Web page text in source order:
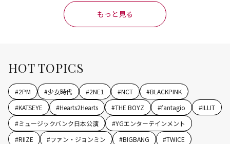
もっと見る
HOT TOPICS
#2PM #少女時代 #2NE1 #NCT #BLACKPINK
#KATSEYE #Hearts2Hearts #THE BOYZ #fantagio #ILLIT
#ミュージックバンク日本公演 #YGエンターテインメント
#RIIZE #ファン・ジョンミン #BIGBANG #TWICE